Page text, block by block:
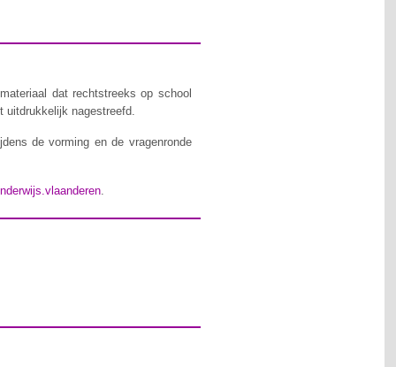
dat rechtstreeks op school
uitdrukkelijk nagestreefd.
de vorming en de vragenronde
.